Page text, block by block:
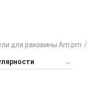
для раковины Am.pm